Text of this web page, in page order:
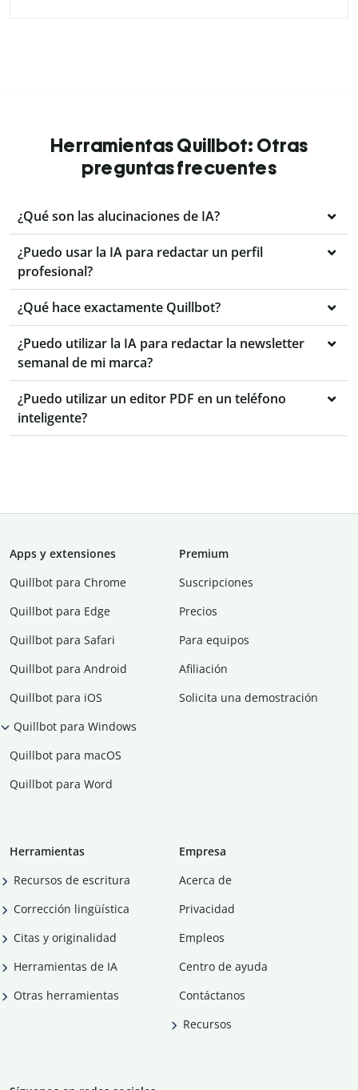
Herramientas Quillbot: Otras
preguntas frecuentes
¿Qué son las alucinaciones de IA?
¿Puedo usar la IA para redactar un perfil
profesional?
¿Qué hace exactamente Quillbot?
¿Puedo utilizar la IA para redactar la newsletter
semanal de mi marca?
¿Puedo utilizar un editor PDF en un teléfono
inteligente?
Apps y extensiones
Quillbot para Chrome
Quillbot para Edge
Quillbot para Safari
Quillbot para Android
Quillbot para iOS
Quillbot para Windows
Quillbot para macOS
Quillbot para Word
Premium
Suscripciones
Precios
Para equipos
Afiliación
Solicita una demostración
Herramientas
Recursos de escritura
Corrección lingüística
Citas y originalidad
Herramientas de IA
Otras herramientas
Empresa
Acerca de
Privacidad
Empleos
Centro de ayuda
Contáctanos
Recursos